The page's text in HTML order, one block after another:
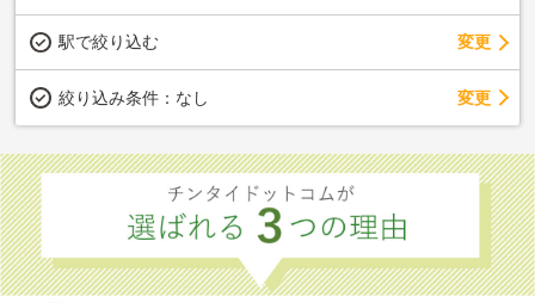
駅で絞り込む 変更
絞り込み条件： なし 変更